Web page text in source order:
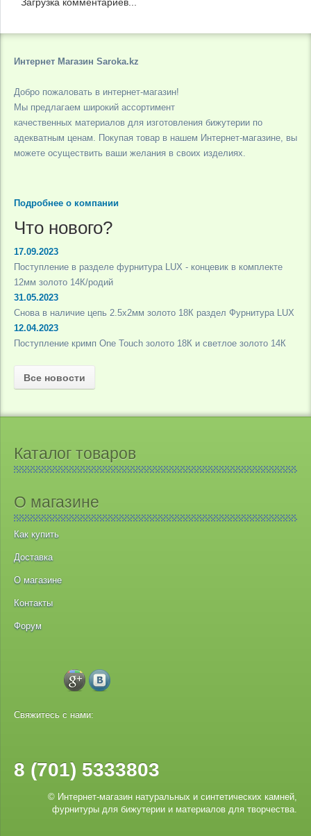
Интернет Магазин Saroka.kz
Добро пожаловать в интернет-магазин!
Мы предлагаем широкий ассортимент
качественных материалов для изготовления бижутерии по
адекватным ценам. Покупая товар в нашем Интернет-магазине, вы
можете осуществить ваши желания в своих изделиях.
Подробнее о компании
Что нового?
17.09.2023
Поступление в разделе фурнитура LUX - концевик в комплекте
12мм золото 14К/родий
31.05.2023
Снова в наличие цепь 2.5х2мм золото 18К раздел Фурнитура LUX
12.04.2023
Поступление кримп One Touch золото 18К и светлое золото 14К
Все новости
Каталог товаров
О магазине
Как купить
Доставка
О магазине
Контакты
Форум
Свяжитесь с нами:
8 (701) 5333803
© Интернет-магазин натуральных и синтетических камней,
фурнитуры для бижутерии и материалов для творчества.